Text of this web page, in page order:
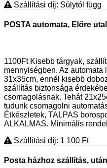
Szállítási díj: Súlytól függ
POSTA automata, Előre
1100Ft Kisebb tárgyak,
mennyiségben. Az automata
31x35cm, ennél kisebb
szállítás biztonsága
csomagolásnak. Tehát
tudunk csomagolni
Étkészletek, TALPAS
ALKALMAS. Minimális
Szállítási díj: 1 100 Ft
Posta házhoz szállítás,